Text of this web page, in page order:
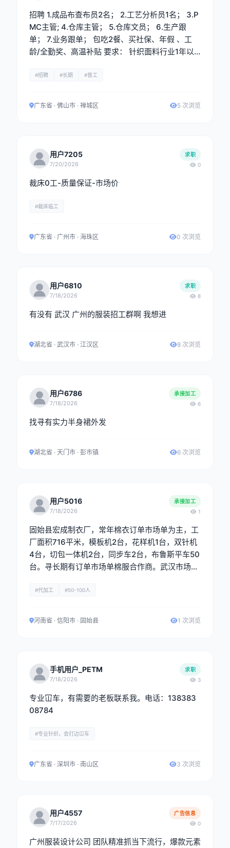
能熟练进行面料拆纱分析，准确判断纱支、成分、
组织结构及排针排三角工艺。
招聘 1.成品布查布员2名； 2.工艺分析员1名； 3.P
MC主管; 4.仓库主管； 5.仓库文员； 6.生产跟
单； 7.业务跟单； 包吃2餐、买社保、年假 、工
龄/全勤奖、高温补贴 要求： 针织面料行业1年以
#招聘 #长期 #普工
广东省 · 佛山市 · 禅城区 5 次浏览
用户7205
7/20/2026
求职
0
裁床0工-质量保证-市场价
#裁床临工
广东省 · 广州市 · 海珠区 0 次浏览
用户6810
7/18/2026
求职
8
有没有 武汉 广州的服装招工群啊 我想进
湖北省 · 武汉市 · 江汉区 8 次浏览
用户6786
7/18/2026
承接加工
6
找寻有实力半身裙外发
湖北省 · 天门市 · 彭市镇 6 次浏览
用户5016
7/18/2026
承接加工
1
固始县宏成制衣厂，常年棉衣订单市场单为主，工
厂面积716平米，模板机2台，花样机1台，双针机
4台，切包一体机2台，同步车2台，布鲁斯平车50
台。寻长期有订单市场单棉服合作商。武汉市场最
#代加工 #50-100人
河南省 · 信阳市 · 固始县 1 次浏览
手机用户_PETM
7/18/2026
求职
3
专业冚车，有需要的老板联系我。电话：138383
08784
#专业针织，会打边冚车
广东省 · 深圳市 · 南山区 3 次浏览
用户4557
7/17/2026
广告信息
0
广州服装设计公司 团队精准抓当下流行，爆款元素